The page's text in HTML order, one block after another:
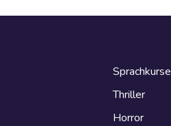
Sprachkurse
Thriller
Horror